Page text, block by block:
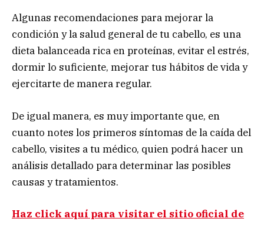
Algunas recomendaciones para mejorar la
condición y la salud general de tu cabello, es una
dieta balanceada rica en proteínas, evitar el estrés,
dormir lo suficiente, mejorar tus hábitos de vida y
ejercitarte de manera regular.
De igual manera, es muy importante que, en
cuanto notes los primeros síntomas de la caída del
cabello, visites a tu médico, quien podrá hacer un
análisis detallado para determinar las posibles
causas y tratamientos.
Haz click aquí para visitar el sitio oficial de